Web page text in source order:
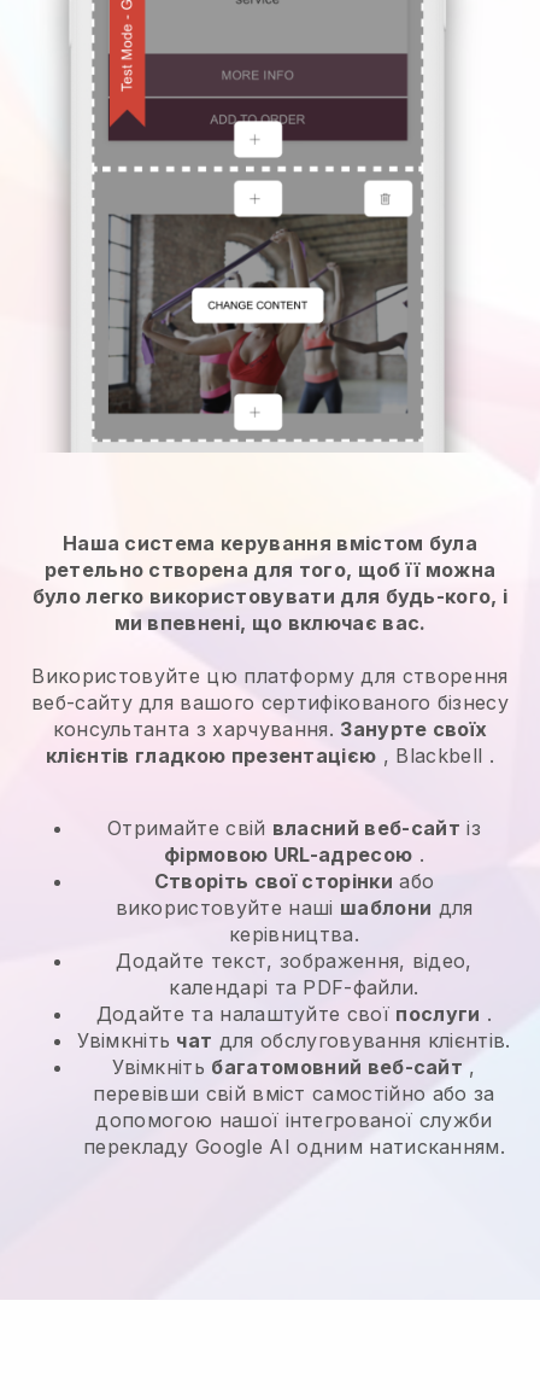
Наша система керування вмістом була
ретельно створена для того, щоб її можна
було легко використовувати для будь-кого, і
ми впевнені, що включає вас.
Використовуйте цю платформу для створення
веб-сайту для вашого сертифікованого бізнесу
консультанта з харчування. Занурте своїх
клієнтів гладкою презентацією , Blackbell .
Отримайте свій власний веб-сайт із
фірмовою URL-адресою .
Створіть свої сторінки або
використовуйте наші шаблони для
керівництва.
Додайте текст, зображення, відео,
календарі та PDF-файли.
Додайте та налаштуйте свої послуги .
Увімкніть чат для обслуговування клієнтів.
Увімкніть багатомовний веб-сайт ,
перевівши свій вміст самостійно або за
допомогою нашої інтегрованої служби
перекладу Google AI одним натисканням.